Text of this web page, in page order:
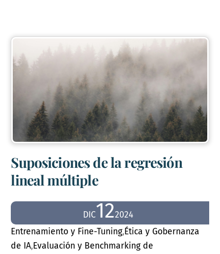
Suposiciones de la regresión
lineal múltiple
DIC122024
Entrenamiento y Fine-Tuning,Ética y Gobernanza
de IA,Evaluación y Benchmarking de